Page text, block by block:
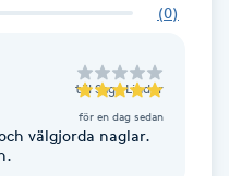
(0)
till Saga Linder
för en dag sedan
välgjorda naglar.